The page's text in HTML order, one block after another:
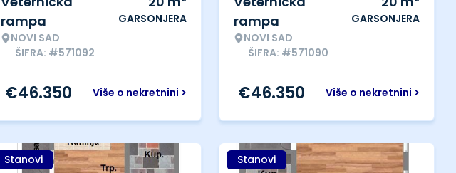
rampa
NOVI SAD
ŠIFRA: #571092
GARSONJERA
Više o nekretnini >
€46.350
rampa
NOVI SAD
ŠIFRA: #571090
GARSONJERA
Više o nekretnini >
€46.350
Stanovi Stanovi